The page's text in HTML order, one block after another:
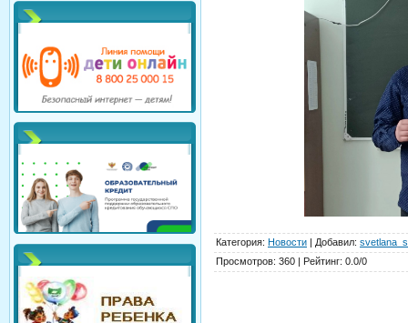
Категория: Новости | Добавил:
Просмотров: 360 | Рейтинг: 0.0/0